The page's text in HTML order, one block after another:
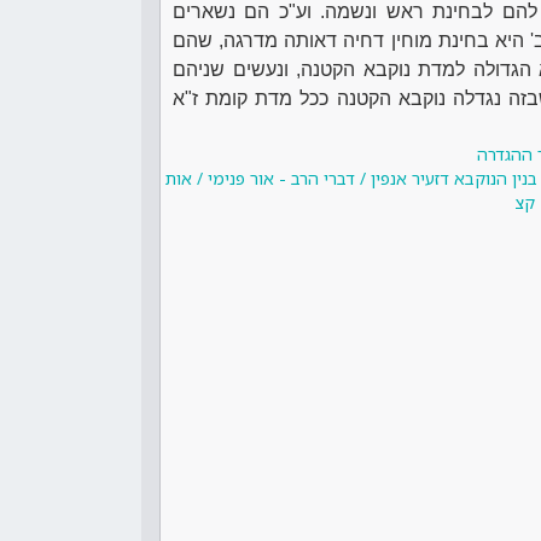
לבחינת ראש ונשמה. וע"כ הם נשארים
היא בחינת מוחין דחיה דאותה מדרגה, שהם
למדת נוקבא הקטנה, ונעשים שניהם
נגדלה נוקבא הקטנה ככל מדת קומת ז"א
ההגדרה
הנוקבא דזעיר אנפין / דברי הרב - אור פנימי / אות
קצ